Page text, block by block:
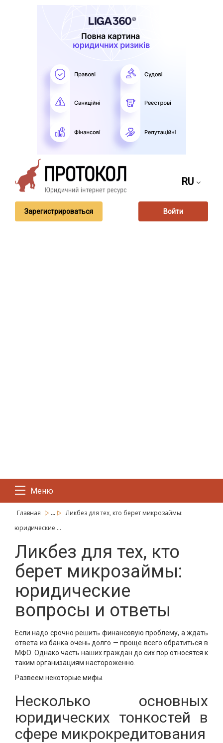
RU
Зарегистрироваться Войти
Меню
Главная ...
Ликбез для тех, кто берет микрозаймы:
юридические ...
Ликбез для тех, кто
берет микрозаймы:
юридические
вопросы и ответы
Если надо срочно решить финансовую проблему, а ждать
ответа из банка очень долго — проще всего обратиться в
МФО. Однако часть наших граждан до сих пор относятся к
таким организациям настороженно.
Развеем некоторые мифы.
Несколько основных
юридических тонкостей в
сфере микрокредитования